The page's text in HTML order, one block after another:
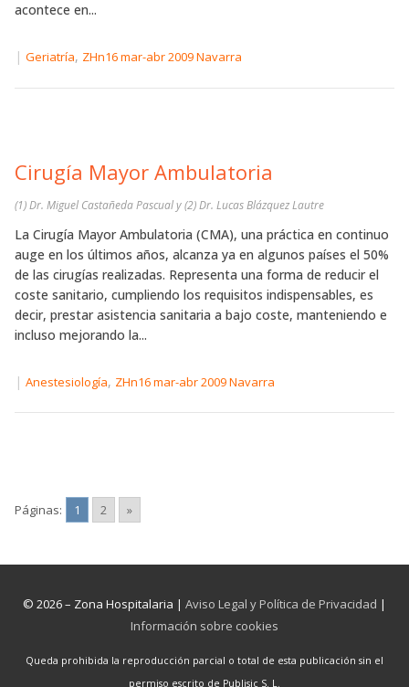
acontece en...
| Geriatría, ZHn16 mar-abr 2009 Navarra
Cirugía Mayor Ambulatoria
(1) Dr. Miguel Castañeda Pascual y (2) Dr. Lucas Blázquez Lautre
La Cirugía Mayor Ambulatoria (CMA), una práctica en continuo
auge en los últimos años, alcanza ya en algunos países el 50%
de las cirugías realizadas. Representa una forma de reducir el
coste sanitario, cumpliendo los requisitos indispensables, es
decir, prestar asistencia sanitaria a bajo coste, manteniendo e
incluso mejorando la...
| Anestesiología, ZHn16 mar-abr 2009 Navarra
Páginas: 1 2 »
© 2026 – Zona Hospitalaria | Aviso Legal y Política de Privacidad |
Información sobre cookies
Queda prohibida la reproducción parcial o total de esta publicación sin el
permiso escrito de Publisic S. L.